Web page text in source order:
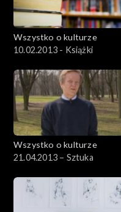
Wszystko o kulturze
10.02.2013 - Książki
Wszystko o kulturze
21.04.2013 – Sztuka